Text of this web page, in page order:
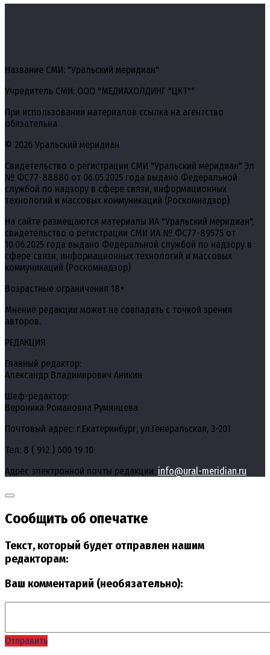
Название СМИ: "Уральский меридиан"
Учредитель СМИ: ООО "МЕДИАХОЛДИНГ "ЦКТ""
При использовании материалов ссылка на агентство
обязательна
© 2026 Уральский меридиан
Свидетельство о регистрации СМИ "Уральский меридиан" Эл
№ ФС77-88880 от 06.05.2025 года выдано Федеральной
службой по надзору в сфере связи, информационных
технологий и массовых коммуникаций (Роскомнадзор)
На сайте размещаются материалы ИА "Уральский меридиан",
свидетельство о регистрации СМИ ИА № ФС77-89575 от
10.06.2025 года выдано Федеральной службой по надзору в
сфере связи, информационных технологий и массовых
коммуникаций (Роскомнадзор)
Возрастные ограничения 18+
Мнение редакции может не совпадать с точкой зрения
авторов.
РЕДАКЦИЯ
Главный редактор:
Александр Владимирович Аникин
Шеф-редактор:
Вероника Романовна Румянцева
Почтовый адрес: г.Екатеринбург, ул.Генеральская, 3-201
Тел: 8 ( 912 ) 600 19 10
Адрес электронной почты редакции: info@ural-meridian.ru
Сообщить об опечатке
Текст, который будет отправлен нашим
редакторам:
Ваш комментарий (необязательно):
Отправить